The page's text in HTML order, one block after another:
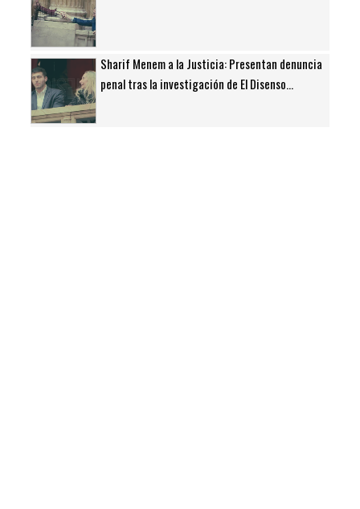
Sharif Menem a la Justicia: Presentan denuncia
penal tras la investigación de El Disenso...